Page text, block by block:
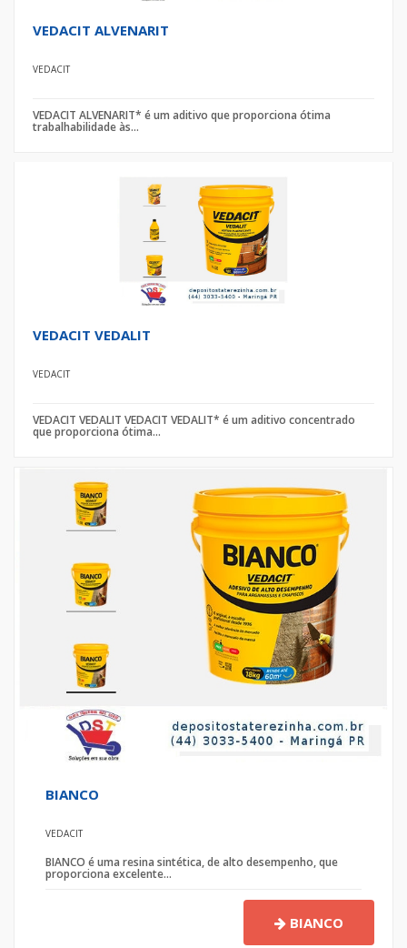
VEDACIT ALVENARIT
VEDACIT
VEDACIT ALVENARIT* é um aditivo que proporciona ótima
trabalhabilidade às...
VEDACIT VEDALIT
VEDACIT
VEDACIT VEDALIT VEDACIT VEDALIT* é um aditivo concentrado
que proporciona ótima...
BIANCO
VEDACIT
BIANCO é uma resina sintética, de alto desempenho, que
proporciona excelente...
BIANCO